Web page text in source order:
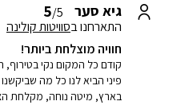
גיא סער 5/5
התארחנו בסוויטות קולינה
חוויה מוצלחת ביותר!
קודם כל המקום נקי בטירוף,
פיני הביא לנו כל מה
בארץ, מיטה נוחה, מקלחת